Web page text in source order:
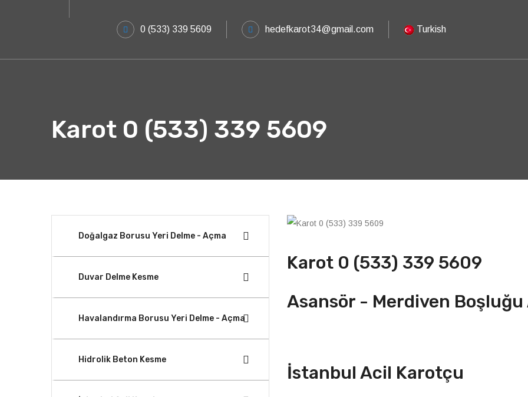
0 (533) 339 5609 hedefkarot34@gmail.com Turkish
Karot 0 (533) 339 5609
Doğalgaz Borusu Yeri Delme - Açma
Duvar Delme Kesme
Havalandırma Borusu Yeri Delme - Açma
Hidrolik Beton Kesme
Karot 0 (533) 339 5609
Asansör - Merdiven Boşluğu
İstanbul Acil Karotçu